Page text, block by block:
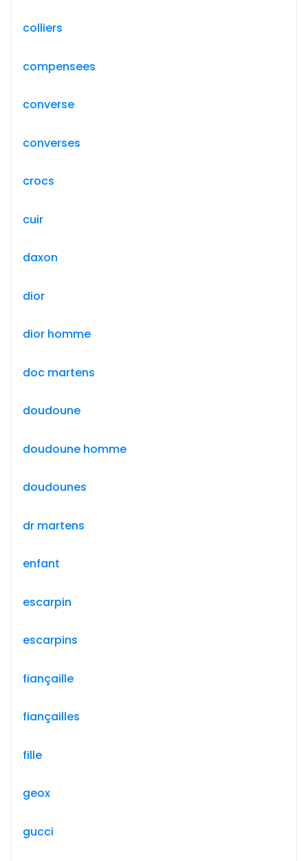
colliers
compensees
converse
converses
crocs
cuir
daxon
dior
dior homme
doc martens
doudoune
doudoune homme
doudounes
dr martens
enfant
escarpin
escarpins
fiançaille
fiançailles
fille
geox
gucci